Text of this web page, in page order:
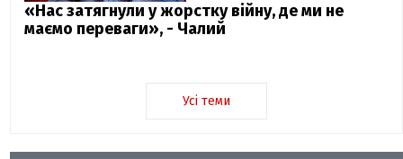
«Нас затягнули у жорстку війну, де ми не
маємо переваги», - Чалий
Усі теми